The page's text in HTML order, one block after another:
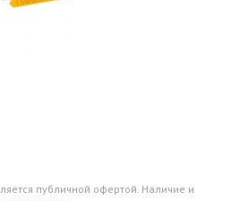
публичной офертой. Наличие и